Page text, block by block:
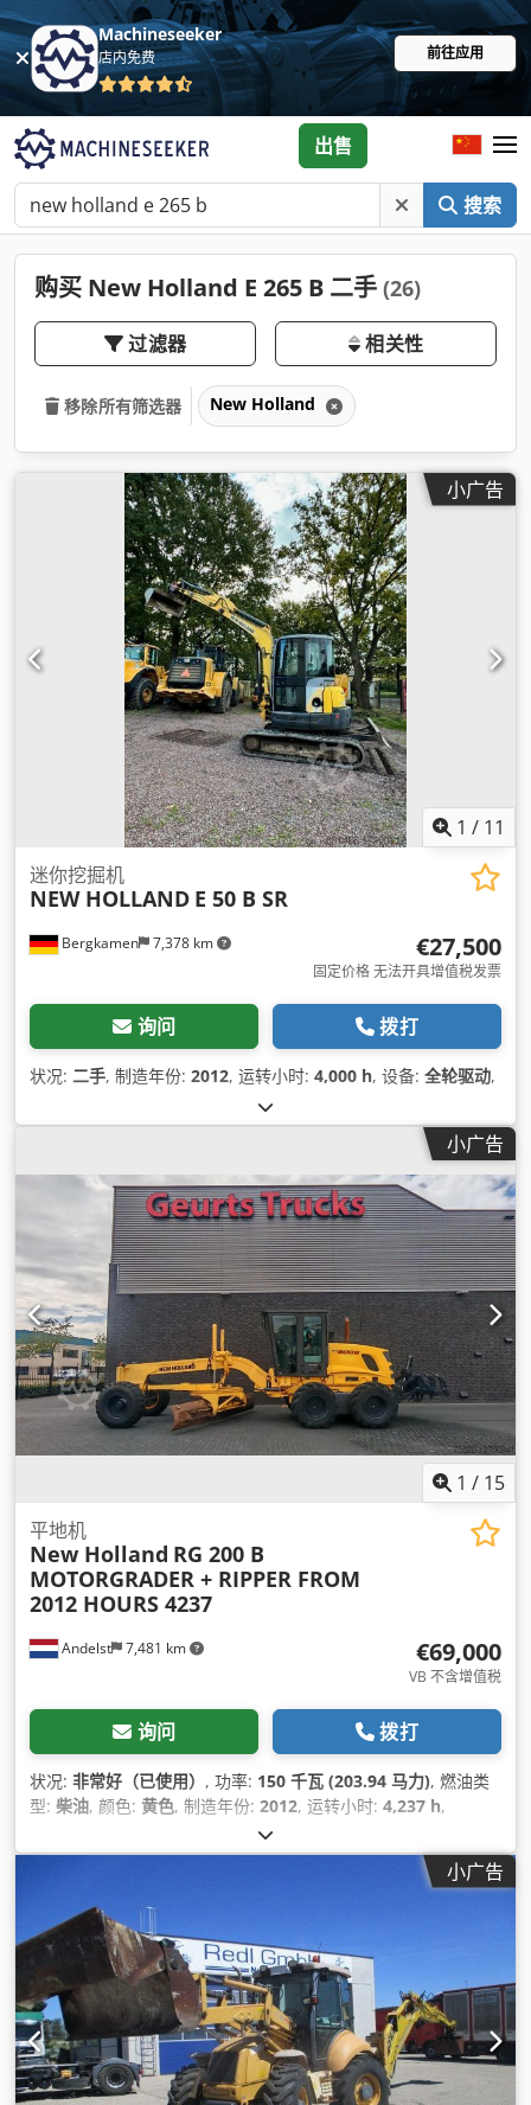
Machineseeker
店内免费 前往应用
搜索
出售
购买 New Holland E 265 B 二手 (26)
过滤器 相关性
移除所有筛选器 New Holland
小广告
1 / 11
Bergkamen 7,378 km
迷你挖掘机
NEW HOLLAND E 50 B SR
€27,500
固定价格 无法开具增值税发票
询问 拨打
状况: 二手, 制造年份: 2012, 运转小时: 4,000 h, 设备: 全轮驱动,
小广告
1 / 15
Andelst 7,481 km
平地机
New Holland RG 200 B
MOTORGRADER + RIPPER FROM
2012 HOURS 4237
€69,000
VB 不含增值税
询问 拨打
状况: 非常好（已使用） , 功率: 150 千瓦 (203.94 马力), 燃油类
型: 柴油, 颜色: 黄色, 制造年份: 2012, 运转小时: 4,237 h,
小广告